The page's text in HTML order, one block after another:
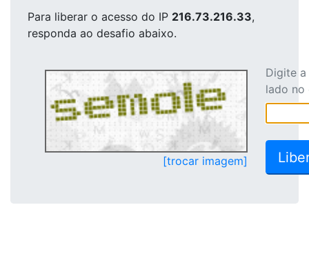
Para liberar o acesso do IP 216.73.216.33,
responda ao desafio abaixo.
[trocar imagem]
Digite
lado no